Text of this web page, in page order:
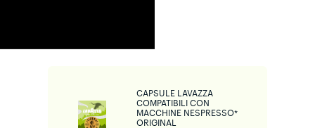
CAPSULE LAVAZZA
COMPATIBILI CON
MACCHINE NESPRESSO*
ORIGINAL